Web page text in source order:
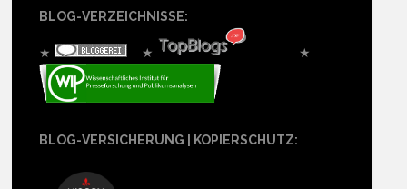
BLOG-VERZEICHNISSE:
★ ★ ★
BLOG-VERSICHERUNG | KOPIERSCHUTZ: